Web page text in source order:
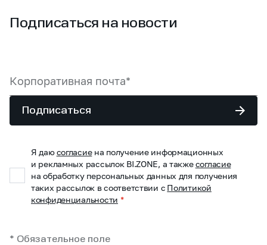
Подписаться на новости
Подписаться
Я даюсогласиена получение информационных
и рекламных рассылок BI.ZONE, а такжесогласие
на обработку персональных данных для получения
таких рассылок в соответствии с Политикой
конфиденциальности *
* Обязательное поле